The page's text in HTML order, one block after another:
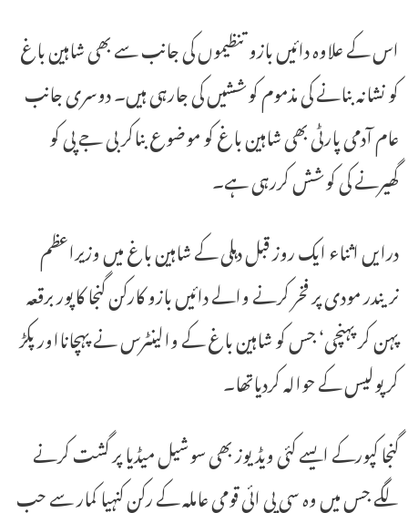
اس کے علاوہ دائیں بازو تنظیموں کی جانب سے بھی شاہین باغ
کو نشانہ بنانے کی مذموم کوششیں کی جارہی ہیں۔ دوسری جانب
عام آدمی پارٹی بھی شاہین باغ کو موضوع بناکر بی جے پی کو
گھیرنے کی کوشش کررہی ہے۔
درایں اثناء ایک روز قبل دہلی کے شاہین باغ میں وزیراعظم
نریندر مودی پر فخر کرنے والے دائیں بازو کارکن گنجا کاپور برقعہ
پہن کر پہنچی‘ جس کو شاہین باغ کے والینٹرس نے پہچانااور پکڑ
کر پولیس کے حوالہ کردیاتھا۔
گنجا کپورکے ایسے کئی ویڈیوز بھی سوشیل میڈیا پر گشت کرنے
لگے جس میں وہ سی پی ائی قومی عاملہ کے رکن کنہیا کمار سے حب